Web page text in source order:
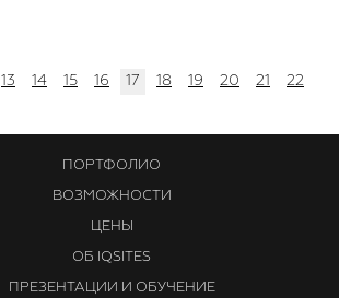
13 14 15 16 17 18 19 20 21
22
ПОРТФОЛИО
ВОЗМОЖНОСТИ
ЦЕНЫ
ОБ IQSITES
ПРЕЗЕНТАЦИИ И ОБУЧЕНИЕ